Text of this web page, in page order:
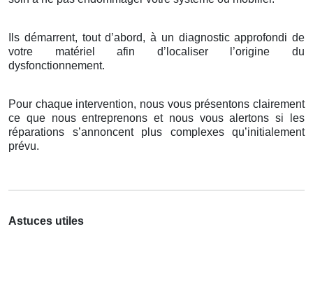
Ils démarrent, tout d’abord, à un diagnostic approfondi de
votre matériel afin d’localiser l’origine du
dysfonctionnement.
Pour chaque intervention, nous vous présentons clairement
ce que nous entreprenons et nous vous alertons si les
réparations s’annoncent plus complexes qu’initialement
prévu.
Astuces utiles